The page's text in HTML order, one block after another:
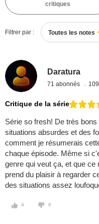
critiques
Filtrer par : Toutes les notes
Daratura
71 abonnés
Critique de la série
Série so fresh! De très
situations absurdes et des
comment je résumerais
chaque épisode. Même si
genre qui veut ça, et que ce
prend du plaisir à regarder
des situations assez
4 0